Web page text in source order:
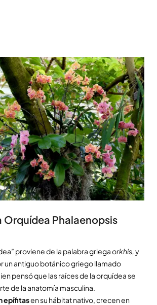
Orquídea Phalaenopsis
proviene de la palabra griegaorkhis,y
un antiguo botánico griego llamado
pensó que las raíces de la orquídea se
de la anatomía masculina.
epífitasen su hábitat nativo, crecen en